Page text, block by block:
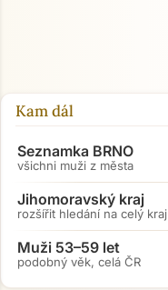
Kam dál
Seznamka BRNO
všichni muži z města
Jihomoravský kraj
rozšířit hledání na celý kraj
Muži 53–59 let
podobný věk, celá ČR